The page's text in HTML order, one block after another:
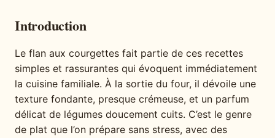
Introduction
Le flan aux courgettes fait partie de ces recettes
simples et rassurantes qui évoquent immédiatement
la cuisine familiale. À la sortie du four, il dévoile une
texture fondante, presque crémeuse, et un parfum
délicat de légumes doucement cuits. C’est le genre
de plat que l’on prépare sans stress, avec des